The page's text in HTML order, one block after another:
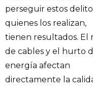
perseguir estos
quienes los realizan,
tienen resultados. El
de cables y el hurto
energía afectan
directamente la